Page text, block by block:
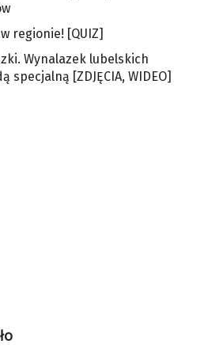
regionie! [QUIZ]
Wynalazek lubelskich
specjalną [ZDJĘCIA, WIDEO]